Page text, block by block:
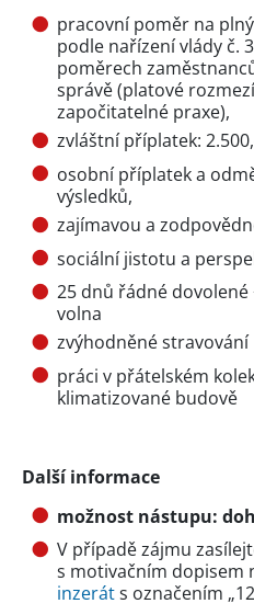
pracovní poměr na
podle nařízení vlády č.
poměrech
správě (platové
započitatelné praxe),
zvláštní příplatek:
osobní příplatek a
výsledků,
zajímavou a
sociální jistotu a
25 dnů řádné
volna
zvýhodněné stravování
práci v přátelském
klimatizované budově
Další informace
možnost nástupu:
V případě zájmu
s motivačním dopisem
inzeráts označením „12